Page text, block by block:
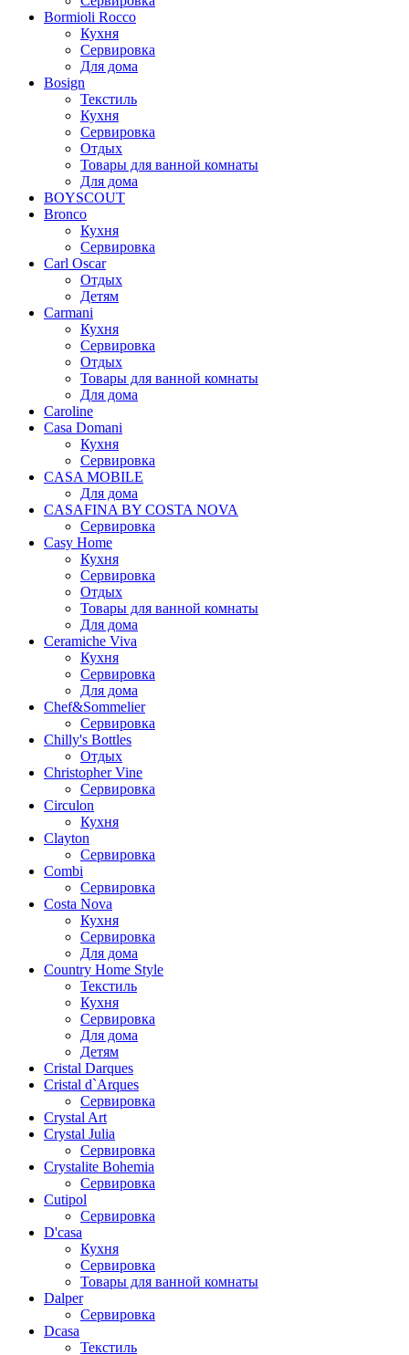
Bormioli Rocco
Кухня
Сервировка
Для дома
Bosign
Текстиль
Кухня
Сервировка
Отдых
Товары для ванной комнаты
Для дома
BOYSCOUT
Bronco
Кухня
Сервировка
Carl Oscar
Отдых
Детям
Carmani
Кухня
Сервировка
Отдых
Товары для ванной комнаты
Для дома
Caroline
Casa Domani
Кухня
Сервировка
CASA MOBILE
Для дома
CASAFINA BY COSTA NOVA
Сервировка
Casy Home
Кухня
Сервировка
Отдых
Товары для ванной комнаты
Для дома
Ceramiche Viva
Кухня
Сервировка
Для дома
Chef&Sommelier
Сервировка
Chilly's Bottles
Отдых
Christopher Vine
Сервировка
Circulon
Кухня
Clayton
Сервировка
Combi
Сервировка
Costa Nova
Кухня
Сервировка
Для дома
Country Home Style
Текстиль
Кухня
Сервировка
Для дома
Детям
Cristal Darques
Cristal d`Arques
Сервировка
Crystal Art
Crystal Julia
Сервировка
Crystalite Bohemia
Сервировка
Cutipol
Сервировка
D'casa
Кухня
Сервировка
Товары для ванной комнаты
Dalper
Сервировка
Dcasa
Текстиль